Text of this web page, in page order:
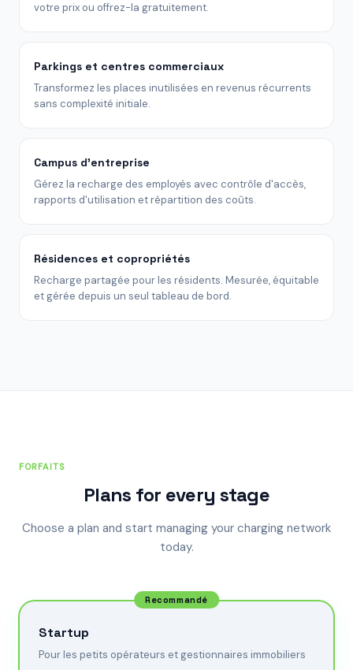
votre prix ou offrez-la gratuitement.
Parkings et centres commerciaux
Transformez les places inutilisées en revenus récurrents
sans complexité initiale.
Campus d'entreprise
Gérez la recharge des employés avec contrôle d'accès,
rapports d'utilisation et répartition des coûts.
Résidences et copropriétés
Recharge partagée pour les résidents. Mesurée, équitable
et gérée depuis un seul tableau de bord.
FORFAITS
Plans for every stage
Choose a plan and start managing your charging network
today.
Recommandé
Startup
Pour les petits opérateurs et gestionnaires immobiliers